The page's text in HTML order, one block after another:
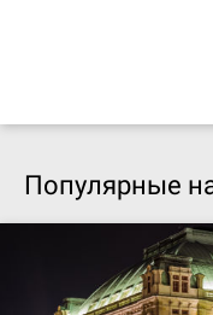
Популярные